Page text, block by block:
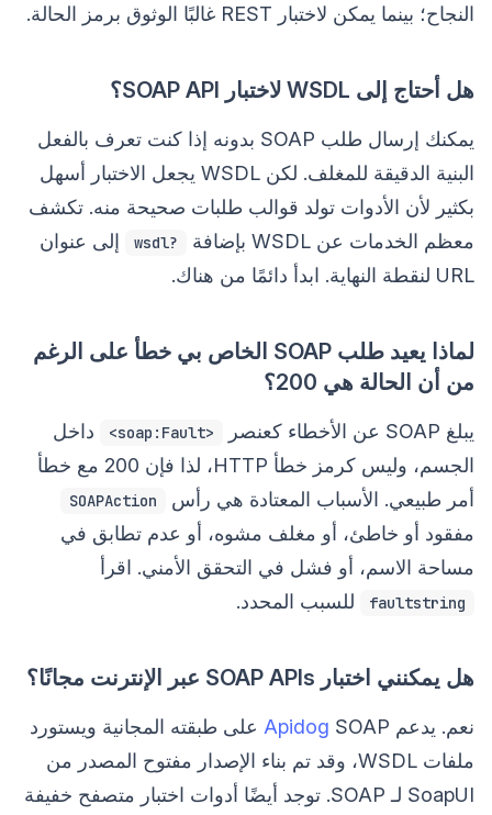
النجاح؛ بينما يمكن لاختبار REST غالبًا الوثوق برمز الحالة.
هل أحتاج إلى WSDL لاختبار SOAP API؟
يمكنك إرسال طلب SOAP بدونه إذا كنت تعرف بالفعل
البنية الدقيقة للمغلف. لكن WSDL يجعل الاختبار أسهل
بكثير لأن الأدوات تولد قوالب طلبات صحيحة منه. تكشف
معظم الخدمات عن WSDL بإضافة
?wsdl
إلى عنوان
URL لنقطة النهاية. ابدأ دائمًا من هناك.
لماذا يعيد طلب SOAP الخاص بي خطأ على الرغم
من أن الحالة هي 200؟
يبلغ SOAP عن الأخطاء كعنصر <soap:Fault>
داخل
الجسم، وليس كرمز خطأ HTTP، لذا فإن 200 مع خطأ
أمر طبيعي. الأسباب المعتادة هي رأس
SOAPAction
مفقود أو خاطئ، أو مغلف مشوه، أو عدم تطابق في
مساحة الاسم، أو فشل في التحقق الأمني. اقرأ
faultstring للسبب المحدد.
هل يمكنني اختبار SOAP APIs عبر الإنترنت مجانًا؟
نعم. يدعم Apidog SOAP على طبقته المجانية ويستورد
ملفات WSDL، وقد تم بناء الإصدار مفتوح المصدر من
SoapUI لـ SOAP. توجد أيضًا أدوات اختبار متصفح خفيفة